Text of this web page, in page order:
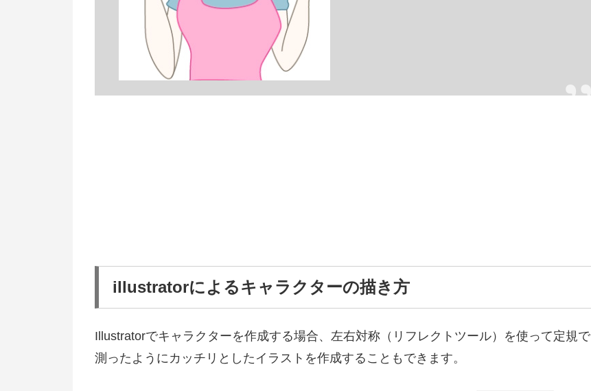
illustratorによるキャラクターの描き方
Illustratorでキャラクターを作成する場合、左右対称（リフレクトツール）を使って定規で
測ったようにカッチリとしたイラストを作成することもできます。